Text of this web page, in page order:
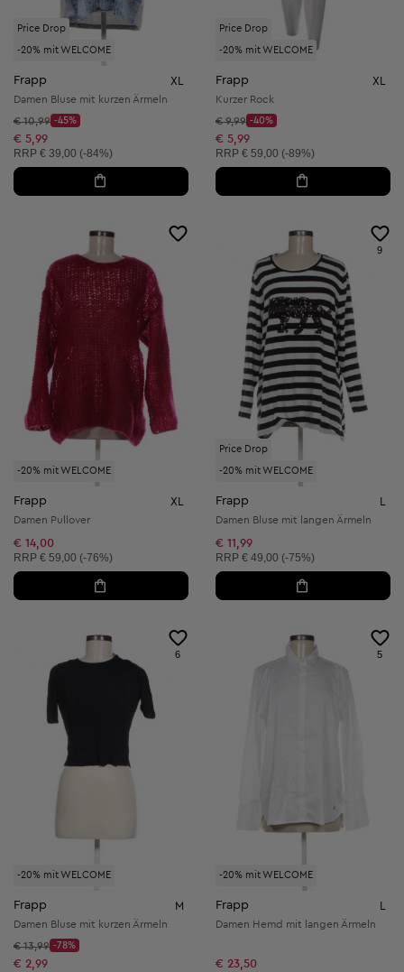
Price Drop
-20% mit WELCOME
Frapp XL
Damen Bluse mit kurzen Ärmeln
Startpreis:
€ 10,99
Discount Price:
-45%
Reduzierter Preis:
€ 5,99
Unverbindliche Preisempfehlung:
RRP € 39,00 (-84%)
Price Drop
-20% mit WELCOME
Frapp XL
Kurzer Rock
Startpreis:
€ 9,99
Discount Price:
-40%
Reduzierter Preis:
€ 5,99
Unverbindliche Preisempfehlung:
RRP € 59,00 (-89%)
-20% mit WELCOME
Frapp XL
Damen Pullover
€ 14,00
Unverbindliche Preisempfehlung:
RRP € 59,00 (-76%)
Price Drop
-20% mit WELCOME
9
Frapp L
Damen Bluse mit langen Ärmeln
€ 11,99
Unverbindliche Preisempfehlung:
RRP € 49,00 (-75%)
-20% mit WELCOME
6
Frapp M
Damen Bluse mit kurzen Ärmeln
Startpreis:
€ 13,99
Discount Price:
-78%
Reduzierter Preis:
€ 2,99
-20% mit WELCOME
5
Frapp L
Damen Hemd mit langen Ärmeln
€ 23,50